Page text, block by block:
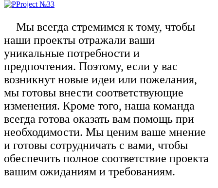
Мы всегда стремимся к тому, чтобы
наши проекты отражали ваши
уникальные потребности и
предпочтения. Поэтому, если у вас
возникнут новые идеи или пожелания,
мы готовы внести соответствующие
изменения. Кроме того, наша команда
всегда готова оказать вам помощь при
необходимости. Мы ценим ваше мнение
и готовы сотрудничать с вами, чтобы
обеспечить полное соответствие проекта
вашим ожиданиям и требованиям.